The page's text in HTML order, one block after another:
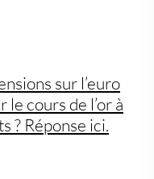
sur l’euro
le cours de l’orà
? Réponse ici.